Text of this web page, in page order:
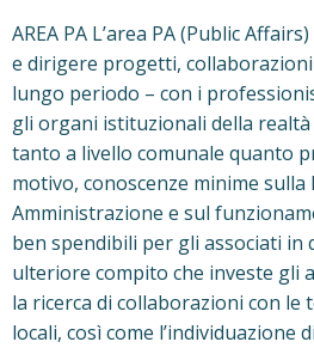
AREA PA L’area PA (Public
e dirigere progetti,
lungo periodo – con i
gli organi istituzionali della
tanto a livello comunale quanto
motivo, conoscenze minime sulla
Amministrazione e sul
ben spendibili per gli associati in
ulteriore compito che investe gli
la ricerca di collaborazioni con le
locali, così come l’individuazione